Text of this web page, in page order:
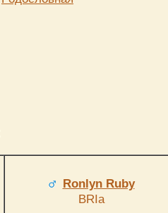
Ronlyn Ruby
BRIa